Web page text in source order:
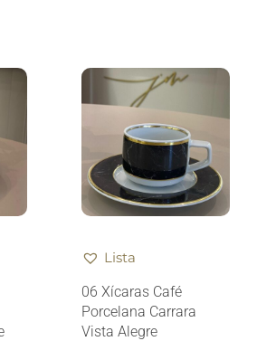
Lista
06 Xícaras Café
Porcelana Carrara
Vista Alegre